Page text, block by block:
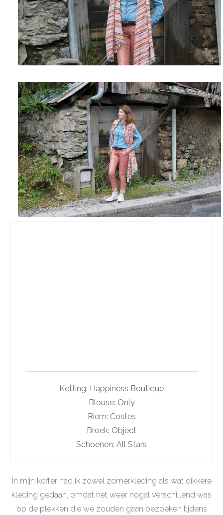
Ketting: Happiness Boutique
Blouse: Only
Riem: Costes
Broek: Object
Schoenen: All Stars
In mijn koffer had ik zowel zomerkleding als wat dikkere
kleding gedaan, omdat het weer nogal verschillend was
op de plekken die we zouden gaan bezoeken tijdens